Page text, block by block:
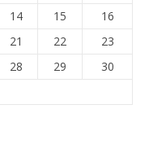
14 15
16
21 22
23
28 29
30